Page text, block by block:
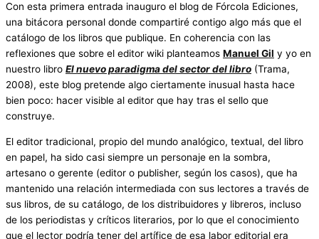
Con esta primera entrada inauguro el blog de Fórcola Ediciones,
una bitácora personal donde compartiré contigo algo más que el
catálogo de los libros que publique. En coherencia con las
reflexiones que sobre el editor wiki planteamos Manuel Gil y yo en
nuestro libro El nuevo paradigma del sector del libro (Trama,
2008), este blog pretende algo ciertamente inusual hasta hace
bien poco: hacer visible al editor que hay tras el sello que
construye.
El editor tradicional, propio del mundo analógico, textual, del libro
en papel, ha sido casi siempre un personaje en la sombra,
artesano o gerente (editor o publisher, según los casos), que ha
mantenido una relación intermediada con sus lectores a través de
sus libros, de su catálogo, de los distribuidores y libreros, incluso
de los periodistas y críticos literarios, por lo que el conocimiento
que el lector podría tener del artífice de esa labor editorial era